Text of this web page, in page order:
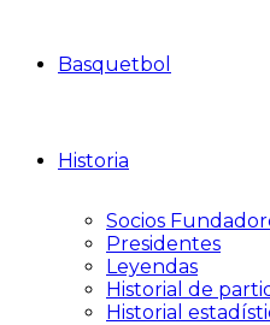
Basquetbol
Historia
Socios
Presidentes
Leyendas
Historial de
Historial